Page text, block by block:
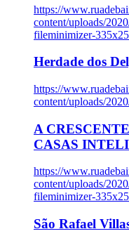
https://
content/uploads/
fileminimizer-
Herdade dos
https://
content/uploads/
A
CASAS
https://
content/uploads/
fileminimizer-
São Rafael